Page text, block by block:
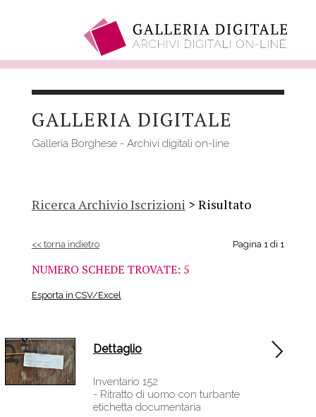
contenutoGALLERIA DIGITALE
Galleria Borghese - Archivi digitali on-line
Ricerca Archivio Iscrizioni > Risultato
<< torna indietro Pagina 1 di 1
NUMERO SCHEDE TROVATE: 5
Esporta in CSV/Excel
Dettaglio
Inventario 152
- Ritratto di uomo con turbante
etichetta documentaria